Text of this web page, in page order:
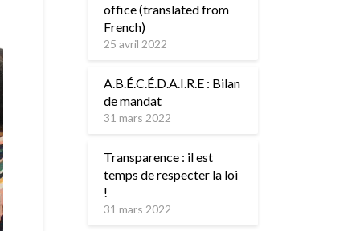
office (translated from
French)
25 avril 2022
A.B.É.C.É.D.A.I.R.E : Bilan
de mandat
31 mars 2022
Transparence : il est
temps de respecter la loi
!
31 mars 2022